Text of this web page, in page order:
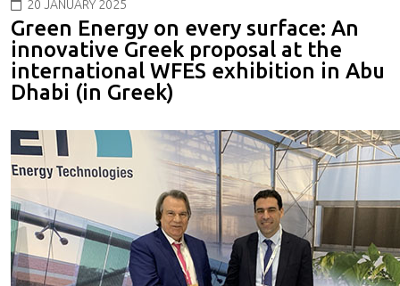
20 JANUARY 2025
Green Energy on every surface: An
innovative Greek proposal at the
international WFES exhibition in Abu
Dhabi (in Greek)